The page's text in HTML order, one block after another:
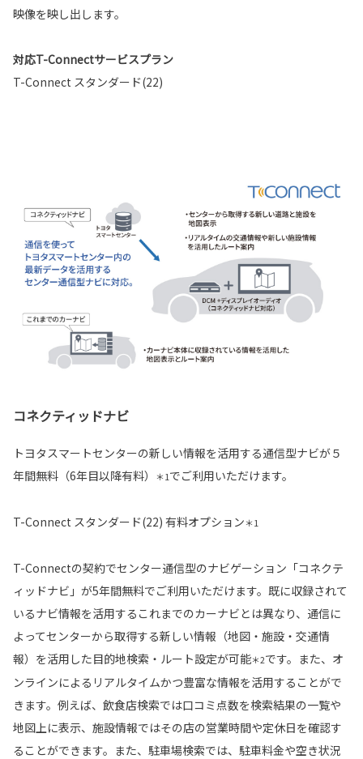
映像を映し出します。
対応T-Connectサービスプラン
T-Connect スタンダード(22)
コネクティッドナビ
トヨタスマートセンターの新しい情報を活用する通信型ナビが５
年間無料（6年目以降有料）
＊1でご利用いただけます。
T-Connect スタンダード(22) 有料オプション＊1
T-Connectの契約でセンター通信型のナビゲーション「コネクテ
ィッドナビ」が5年間無料でご利用いただけます。既に収録されて
いるナビ情報を活用するこれまでのカーナビとは異なり、通信に
よってセンターから取得する新しい情報（地図・施設・交通情
報）を活用した目的地検索・ルート設定が可能＊2です。また、オ
ンラインによるリアルタイムかつ豊富な情報を活用することがで
きます。例えば、飲食店検索では口コミ点数を検索結果の一覧や
地図上に表示、施設情報ではその店の営業時間や定休日を確認す
ることができます。また、駐車場検索では、駐車料金や空き状況